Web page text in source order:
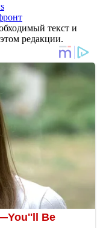
текст и
редакции.